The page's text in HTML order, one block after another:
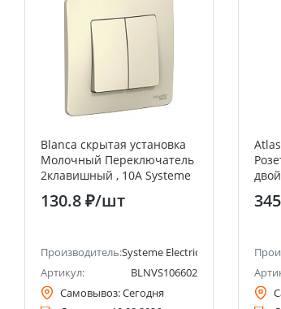
Schneider Electric)
Blanca скрытая установка
Молочный Переключатель
2клавишный , 10А Systeme
Electric (Schneider Electric)
130.8 ₽/шт
Производитель:Systeme Electric (ранее
Артикул:
BLNVS106602
Самовывоз:Сегодня
(в